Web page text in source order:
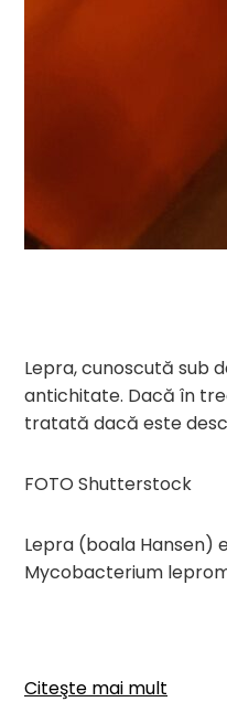
Lepra, cunoscută sub
antichitate. Dacă în
tratată dacă este
FOTO Shutterstock
Lepra (boala Hansen)
Mycobacterium
Citeşte mai mult